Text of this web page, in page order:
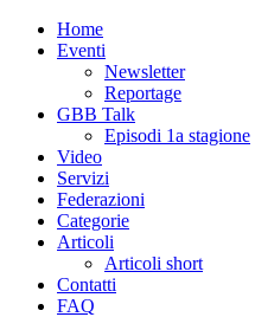
Home
Eventi
Newsletter
Reportage
GBB Talk
Episodi 1a stagione
Video
Servizi
Federazioni
Categorie
Articoli
Articoli short
Contatti
FAQ